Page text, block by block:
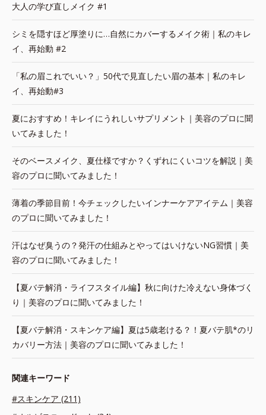
大人の学び直しメイク #1
シミを隠すほど厚塗りに…自然にカバーするメイク術｜私のキレ
イ、再始動 #2
「私の眉これでいい？」50代で見直したい眉の基本｜私のキレ
イ、再始動#3
夏におすすめ！キレイにうれしいサプリメント｜美容のプロに聞
いてみました！
そのベースメイク、夏仕様ですか？くずれにくいコツを解説｜美
容のプロに聞いてみました！
薄着の季節目前！今チェックしたいインナーケアアイテム｜美容
のプロに聞いてみました！
汗はなぜ臭うの？発汗の仕組みとやってはいけないNG習慣｜美
容のプロに聞いてみました！
【夏バテ解消・ライフスタイル編】秋に向けた冷えない身体づく
り｜美容のプロに聞いてみました！
【夏バテ解消・スキンケア編】夏は5歳老ける？！夏バテ肌*のリ
カバリー方法｜美容のプロに聞いてみました！
関連キーワード
#スキンケア (211)